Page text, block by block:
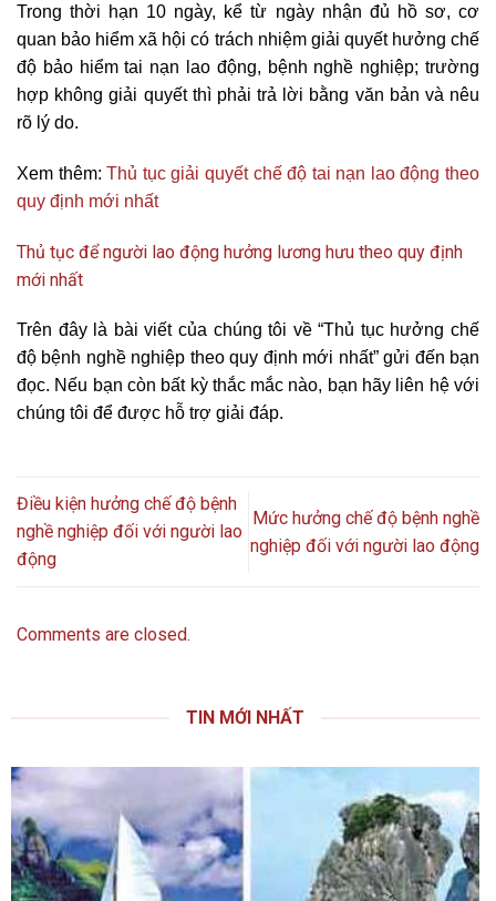
Trong thời hạn 10 ngày, kể từ ngày nhận đủ hồ sơ, cơ
quan bảo hiểm xã hội có trách nhiệm giải quyết hưởng chế
độ bảo hiểm tai nạn lao động, bệnh nghề nghiệp; trường
hợp không giải quyết thì phải trả lời bằng văn bản và nêu
rõ lý do.
Xem thêm:Thủ tục giải quyết chế độ tai nạn lao động theo
quy định mới nhất
Thủ tục để người lao động hưởng lương hưu theo quy định
mới nhất
Trên đây là bài viết của chúng tôi về “Thủ tục hưởng chế
độ bệnh nghề nghiệp theo quy định mới nhất” gửi đến bạn
đọc. Nếu bạn còn bất kỳ thắc mắc nào, bạn hãy liên hệ với
chúng tôi để được hỗ trợ giải đáp.
Điều kiện hưởng chế độ bệnh
nghề nghiệp đối với người lao
động
Mức hưởng chế độ bệnh nghề
nghiệp đối với người lao động
Comments are closed.
TIN MỚI NHẤT